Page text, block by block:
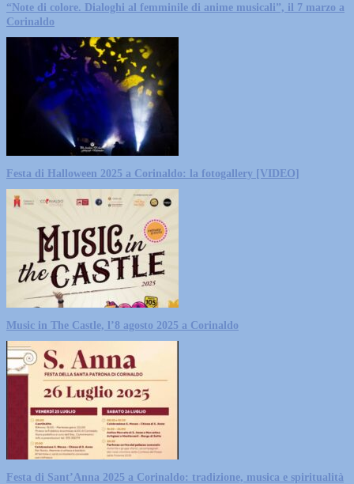
“Note di colore. Dialoghi al femminile di anime musicali”, il 7 marzo a
Corinaldo
Festa di Halloween 2025 a Corinaldo: la fotogallery [VIDEO]
Music in The Castle, l’8 agosto 2025 a Corinaldo
Festa di Sant’Anna 2025 a Corinaldo: tradizione, musica e spiritualità